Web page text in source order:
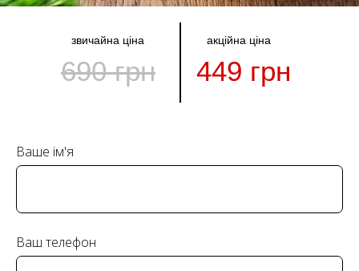
звичайна ціна
690 грн 449 грн
акційна ціна
Ваше ім'я
Ваш телефон